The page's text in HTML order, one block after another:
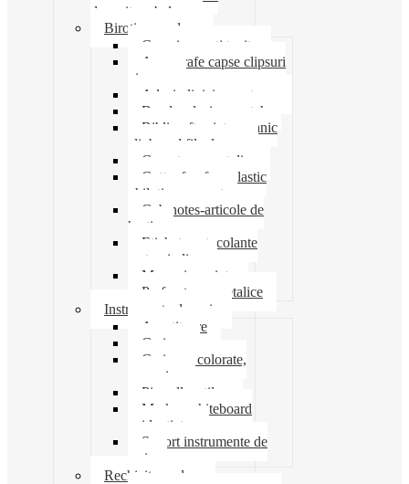
depozit-ambalare
Birotica-produse
Cosuri suporti tavite
Ace agrafe capse clipsuri
pioneze
Adeziv lipici corectoare
Banda adeziva-scotch
Biblioraft caiet mecanic
clipboard file dosare
Capsatoare metalice
Cutter foarfeca elastic
ghilotina magnet
Cub notes-articole de
hartie
Etichete autocolante
carton indigo
Mape si serviete
Perforatoare metalice
Instrumente de scris
Ascutitoare
Carioca
Creioane colorate,
mecanice
Pix roller stilou
Marker whiteboard
evidentiator
Suport instrumente de
scris
Rechizite scolare